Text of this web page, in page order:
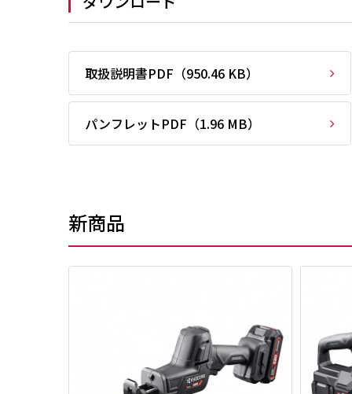
取扱説明書PDF（950.46 KB）
パンフレットPDF（1.96 MB）
新商品